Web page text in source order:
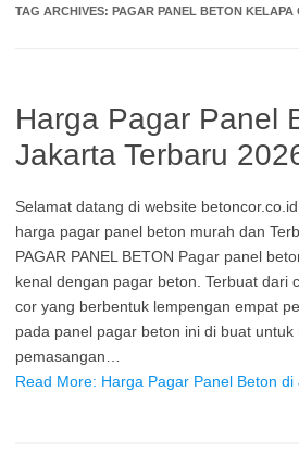
TAG ARCHIVES: PAGAR PANEL BETON
Harga Pagar Panel
Jakarta Terbaru
Selamat datang di website
harga pagar panel beton murah dan
PAGAR PANEL BETON Pagar panel
kenal dengan pagar beton. Terbuat dari
cor yang berbentuk lempengan empat
pada panel pagar beton ini di buat untuk
pemasangan…
Read More: Harga Pagar Panel Beton